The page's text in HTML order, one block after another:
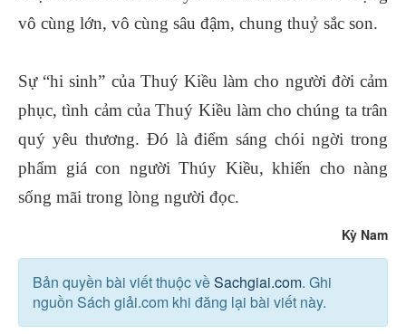
vô cùng lớn, vô cùng sâu đậm, chung thuỷ sắc son.
Sự “hi sinh” của Thuý Kiều làm cho người đời cảm
phục, tình cảm của Thuý Kiều làm cho chúng ta trân
quý yêu thương. Đó là điểm sáng chói ngời trong
phẩm giá con người Thúy Kiều, khiến cho nàng
sống mãi trong lòng người đọc.
Kỳ Nam
Bản quyền bài viết thuộc vềSachgiai.com. Ghi
nguồn Sách giải.com khi đăng lại bài viết này.